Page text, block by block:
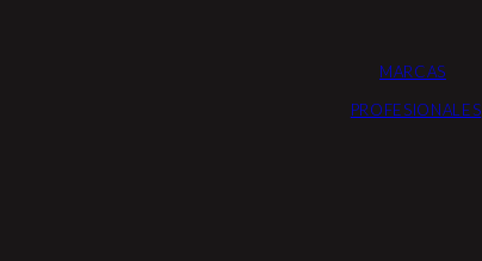
MARCAS
PROFESIONALES